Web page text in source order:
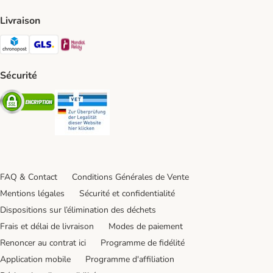
Livraison
Chronopost Shipping Method
GLS Shipping Method
Sécurité
Security
FAQ & Contact
Conditions Générales de Vente
Mentions légales
Sécurité et confidentialité
Dispositions sur l’élimination des déchets
Frais et délai de livraison
Modes de paiement
Renoncer au contrat ici
Programme de fidélité
Application mobile
Programme d'affiliation